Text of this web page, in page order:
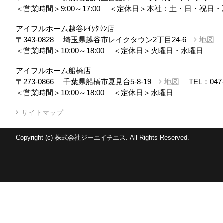
＜営業時間＞9:00～17:00
＜定休日＞本社：土・日・祝日
アイフルホーム越谷ﾚｲｸﾀｳﾝ店
〒343-0828
埼玉県越谷市レイクタウン2丁目24-6 地図
＜営業時間＞10:00～18:00
＜定休日＞火曜日・水曜日
アイフルホーム船橋店
〒273-0866
千葉県船橋市夏見台5-8-19 地図 TEL：
＜営業時間＞10:00～18:00
＜定休日＞水曜日
サイトマップ
Copyright (c) 株式会社ジーエイチエス. All Rights Reserved.